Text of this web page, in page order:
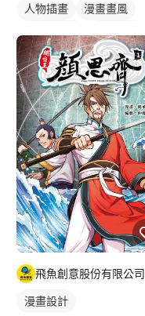
人物插畫
漫畫畫風
繪畫風格
飛魚創意股份有限公司
漫畫設計